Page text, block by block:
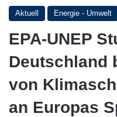
Aktuell Energie - Umwelt
EPA-UNEP
Deutschland
von
an Europas